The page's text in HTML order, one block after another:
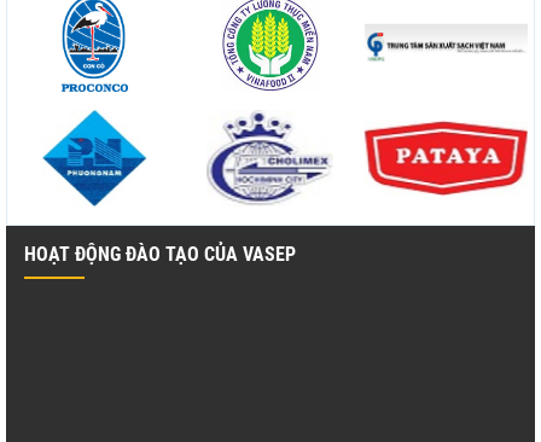
HOẠT ĐỘNG ĐÀO TẠO CỦA VASEP